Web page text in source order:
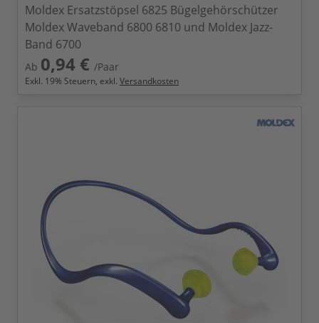
Moldex Ersatzstöpsel 6825 Bügelgehörschützer
Moldex Waveband 6800 6810 und Moldex Jazz-
Band 6700
Ab 0,94 € /Paar
Exkl. 19% Steuern, exkl. Versandkosten